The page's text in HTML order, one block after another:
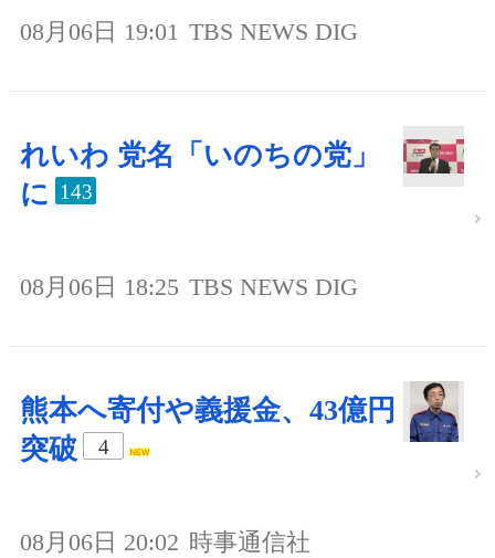
08月06日 19:01 TBS NEWS DIG
れいわ 党名「いのちの党」
に 143
08月06日 18:25 TBS NEWS DIG
熊本へ寄付や義援金、43億円
突破
4
08月06日 20:02 時事通信社